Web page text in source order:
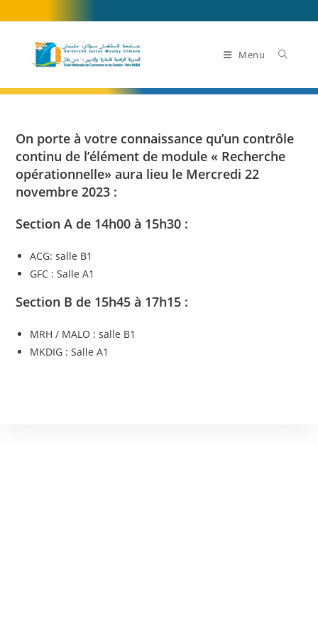
to
content
Menu
On porte à votre connaissance qu’un contrôle
continu de l’élément de module « Recherche
opérationnelle» aura lieu le Mercredi 22
novembre 2023 :
Section A de 14h00 à 15h30 :
ACG: salle B1
GFC : Salle A1
Section B de 15h45 à 17h15 :
MRH / MALO : salle B1
MKDIG : Salle A1